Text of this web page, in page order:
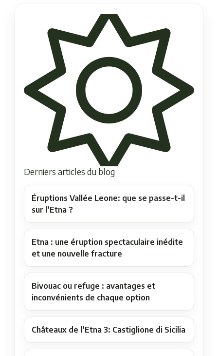
Derniers articles du blog
Éruptions Vallée Leone: que se passe-t-il
sur l’Etna ?
Etna : une éruption spectaculaire inédite
et une nouvelle fracture
Bivouac ou refuge : avantages et
inconvénients de chaque option
Châteaux de l’Etna 3: Castiglione di Sicilia